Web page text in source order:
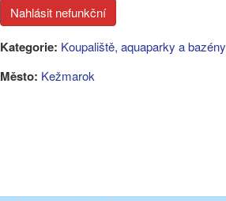
Kategorie: Koupaliště, aquaparky a bazény
Město: Kežmarok